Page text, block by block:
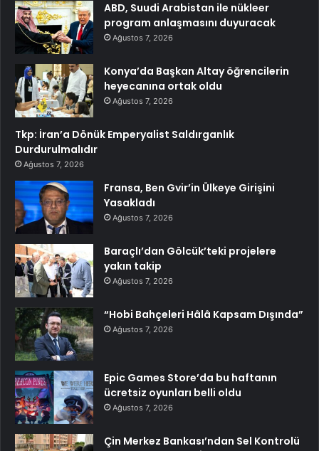
ABD, Suudi Arabistan ile nükleer
program anlaşmasını duyuracak
Ağustos 7, 2026
Konya’da Başkan Altay öğrencilerin
heyecanına ortak oldu
Ağustos 7, 2026
Tkp: İran’a Dönük Emperyalist Saldırganlık
Durdurulmalıdır
Ağustos 7, 2026
Fransa, Ben Gvir’in Ülkeye Girişini
Yasakladı
Ağustos 7, 2026
Baraçlı’dan Gölcük’teki projelere
yakın takip
Ağustos 7, 2026
“Hobi Bahçeleri Hâlâ Kapsam Dışında”
Ağustos 7, 2026
Epic Games Store’da bu haftanın
ücretsiz oyunları belli oldu
Ağustos 7, 2026
Çin Merkez Bankası’ndan Sel Kontrolü